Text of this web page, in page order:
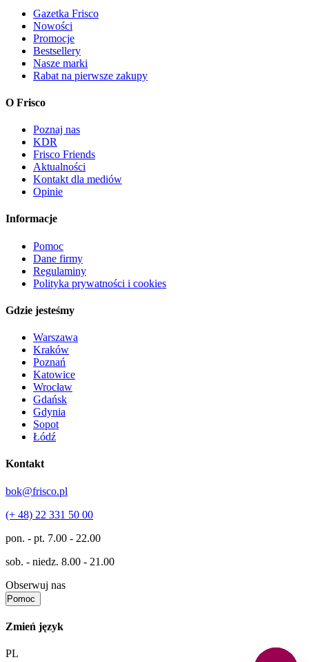
Gazetka Frisco
Nowości
Promocje
Bestsellery
Nasze marki
Rabat na pierwsze zakupy
O Frisco
Poznaj nas
KDR
Frisco Friends
Aktualności
Kontakt dla mediów
Opinie
Informacje
Pomoc
Dane firmy
Regulaminy
Polityka prywatności i cookies
Gdzie jesteśmy
Warszawa
Kraków
Poznań
Katowice
Wrocław
Gdańsk
Gdynia
Sopot
Łódź
Kontakt
bok@frisco.pl
(+ 48) 22 331 50 00
pon. - pt. 7.00 - 22.00
sob. - niedz. 8.00 - 21.00
Obserwuj nas
Pomoc
Zmień język
PL